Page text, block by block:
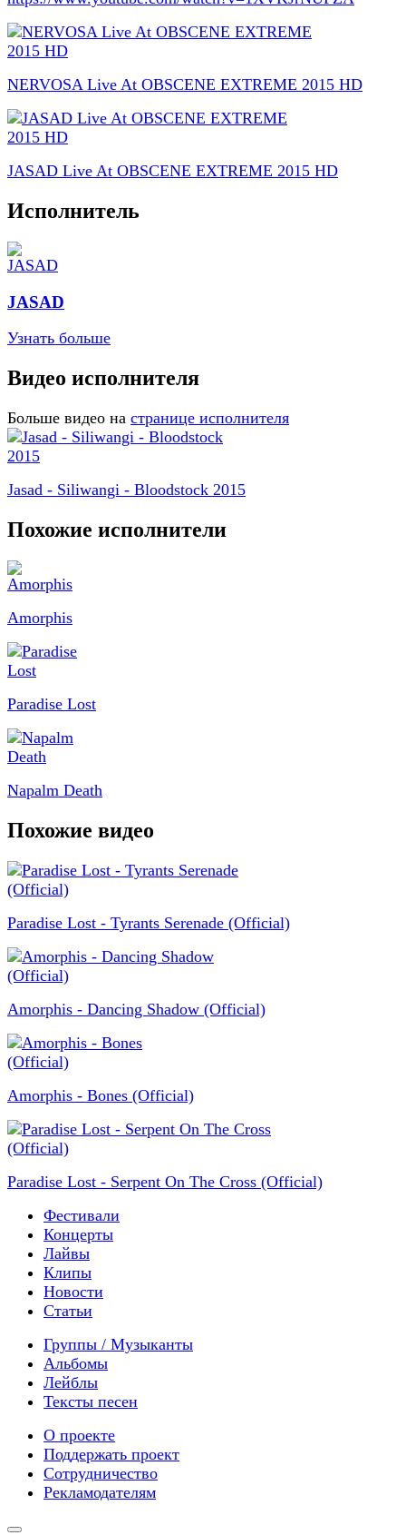
NERVOSA Live At OBSCENE EXTREME 2015 HD
JASAD Live At OBSCENE EXTREME 2015 HD
Исполнитель
JASAD
Узнать больше
Видео исполнителя
Больше видео на странице исполнителя
Jasad - Siliwangi - Bloodstock 2015
Похожие исполнители
Amorphis
Paradise Lost
Napalm Death
Похожие видео
Paradise Lost - Tyrants Serenade (Official)
Amorphis - Dancing Shadow (Official)
Amorphis - Bones (Official)
Paradise Lost - Serpent On The Cross (Official)
Фестивали
Концерты
Лайвы
Клипы
Новости
Статьи
Группы / Музыканты
Альбомы
Лейблы
Тексты песен
О проекте
Поддержать проект
Сотрудничество
Рекламодателям